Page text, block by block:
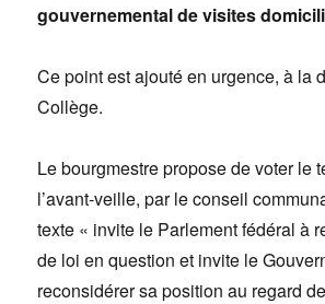
gouvernemental de visites
Ce point est ajouté en urgence, à la
Collège.
Le bourgmestre propose de voter le
l’avant-veille, par le conseil
texte « invite le Parlement fédéral à
de loi en question et invite le
reconsidérer sa position au regard